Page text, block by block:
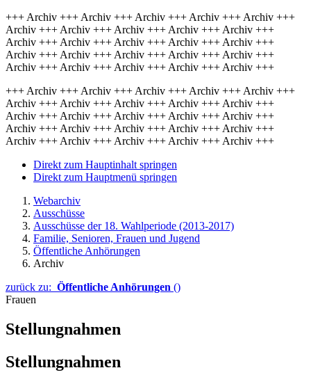
+++ Archiv +++ Archiv +++ Archiv +++ Archiv +++ Archiv +++
Archiv +++ Archiv +++ Archiv +++ Archiv +++ Archiv +++
Archiv +++ Archiv +++ Archiv +++ Archiv +++ Archiv +++
Archiv +++ Archiv +++ Archiv +++ Archiv +++ Archiv +++
Archiv +++ Archiv +++ Archiv +++ Archiv +++ Archiv +++
+++ Archiv +++ Archiv +++ Archiv +++ Archiv +++ Archiv +++
Archiv +++ Archiv +++ Archiv +++ Archiv +++ Archiv +++
Archiv +++ Archiv +++ Archiv +++ Archiv +++ Archiv +++
Archiv +++ Archiv +++ Archiv +++ Archiv +++ Archiv +++
Archiv +++ Archiv +++ Archiv +++ Archiv +++ Archiv +++
Direkt zum Hauptinhalt springen
Direkt zum Hauptmenü springen
Webarchiv
Ausschüsse
Ausschüsse der 18. Wahlperiode (2013-2017)
Familie, Senioren, Frauen und Jugend
Öffentliche Anhörungen
Archiv
zurück zu: Öffentliche Anhörungen ()
Frauen
Stellungnahmen
Stellungnahmen